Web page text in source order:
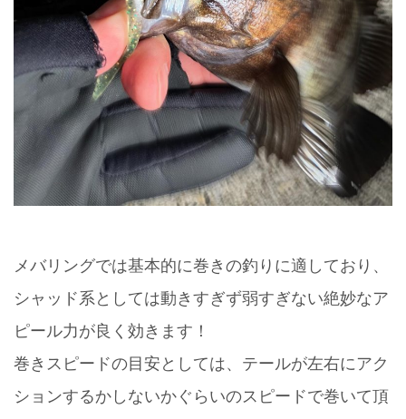
メバリングでは基本的に巻きの釣りに適しており、
シャッド系としては動きすぎず弱すぎない絶妙なア
ピール力が良く効きます！
巻きスピードの目安としては、テールが左右にアク
ションするかしないかぐらいのスピードで巻いて頂